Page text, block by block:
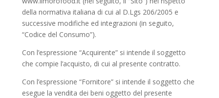
della normativa italiana di cui al D.Lgs 206/2005 e
successive modifiche ed integrazioni (in seguito,
“Codice del Consumo”).
Con l’espressione “Acquirente” si intende il soggetto
che compie l’acquisto, di cui al presente contratto.
Con l’espressione “Fornitore” si intende il soggetto che
esegue la vendita dei beni oggetto del presente